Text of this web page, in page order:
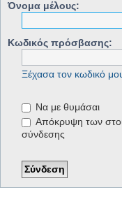
Όνομα μέλους:
Κωδικός πρόσβασης:
Ξέχασα τον κωδικό
Να με θυμάσαι
Απόκρυψη των
σύνδεσης